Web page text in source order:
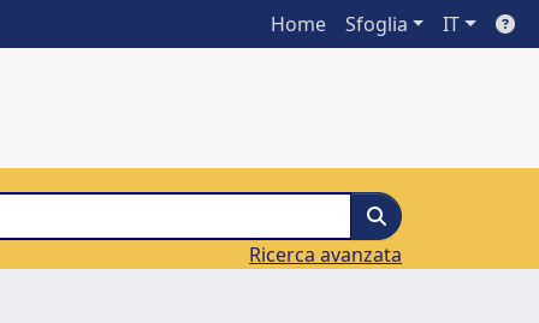
Home Sfoglia IT
Ricerca avanzata